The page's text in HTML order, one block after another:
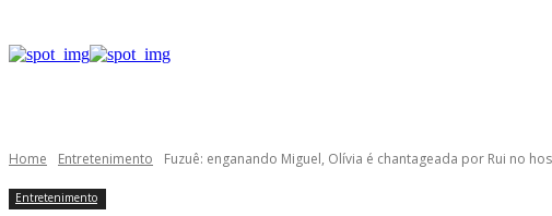
Home Entretenimento Fuzuê: enganando Miguel, Olívia é chantageada por Rui no
Entretenimento